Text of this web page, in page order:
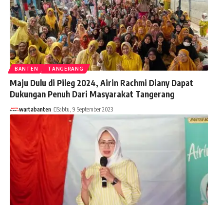
BANTEN TANGERANG
Maju Dulu di Pileg 2024, Airin Rachmi Diany Dapat
Dukungan Penuh Dari Masyarakat Tangerang
wartabanten Sabtu, 9 September 2023